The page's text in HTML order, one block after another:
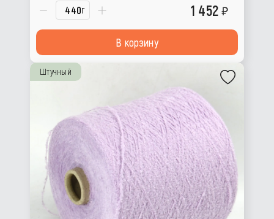
г 1 452
В корзину
Штучный